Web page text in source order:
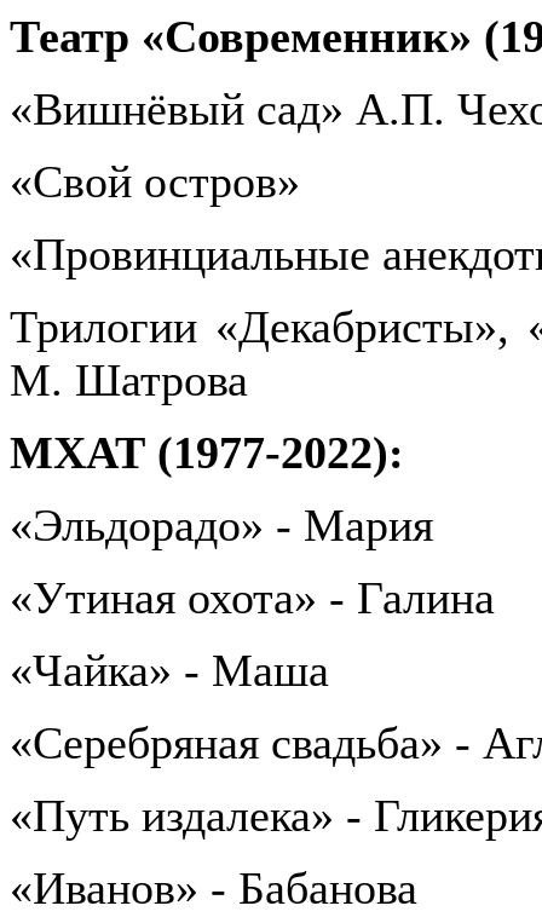
Театр «Современник»
«Вишнёвый сад» А.П.
«Свой остров»
«Провинциальные
Трилогии «Декабристы»,
М. Шатрова
МХАТ (1977-2022):
«Эльдорадо» - Мария
«Утиная охота» - Галина
«Чайка» - Маша
«Серебряная свадьба» -
«Путь издалека» -
«Иванов» - Бабанова